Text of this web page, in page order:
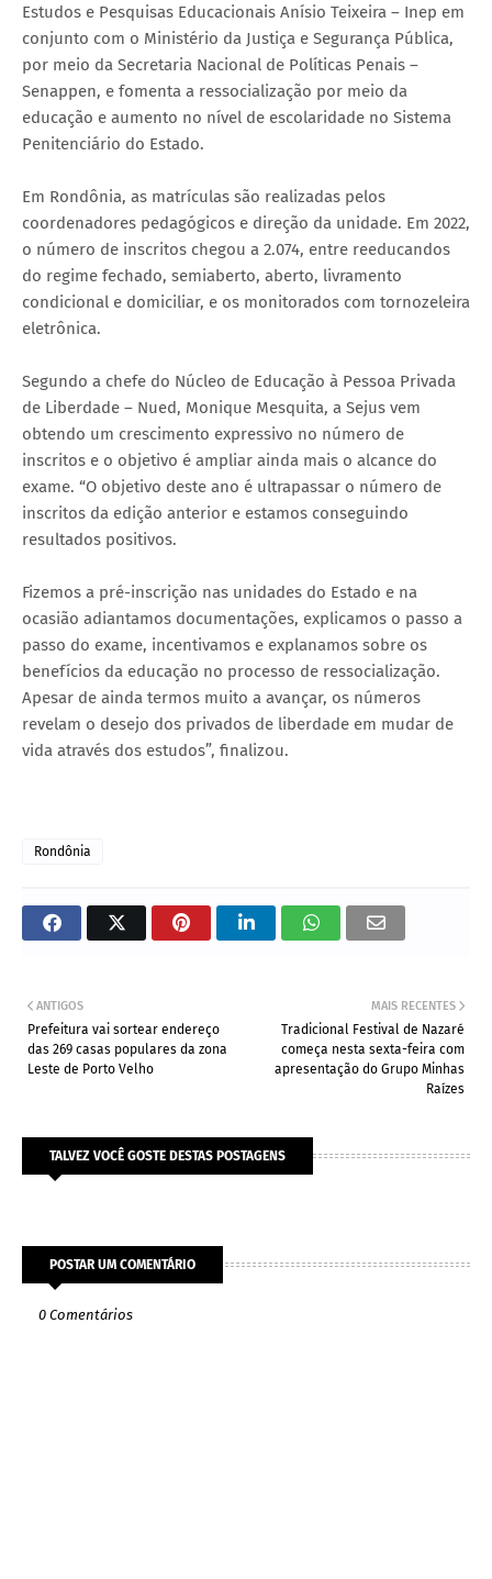
Estudos e Pesquisas Educacionais Anísio Teixeira – Inep em
conjunto com o Ministério da Justiça e Segurança Pública,
por meio da Secretaria Nacional de Políticas Penais –
Senappen, e fomenta a ressocialização por meio da
educação e aumento no nível de escolaridade no Sistema
Penitenciário do Estado.
Em Rondônia, as matrículas são realizadas pelos
coordenadores pedagógicos e direção da unidade. Em 2022,
o número de inscritos chegou a 2.074, entre reeducandos
do regime fechado, semiaberto, aberto, livramento
condicional e domiciliar, e os monitorados com tornozeleira
eletrônica.
Segundo a chefe do Núcleo de Educação à Pessoa Privada
de Liberdade – Nued, Monique Mesquita, a Sejus vem
obtendo um crescimento expressivo no número de
inscritos e o objetivo é ampliar ainda mais o alcance do
exame. “O objetivo deste ano é ultrapassar o número de
inscritos da edição anterior e estamos conseguindo
resultados positivos.
Fizemos a pré-inscrição nas unidades do Estado e na
ocasião adiantamos documentações, explicamos o passo a
passo do exame, incentivamos e explanamos sobre os
benefícios da educação no processo de ressocialização.
Apesar de ainda termos muito a avançar, os números
revelam o desejo dos privados de liberdade em mudar de
vida através dos estudos”, finalizou.
Rondônia
MAIS RECENTES
Tradicional Festival de Nazaré
começa nesta sexta-feira com
apresentação do Grupo Minhas
Raízes
ANTIGOS
Prefeitura vai sortear endereço
das 269 casas populares da zona
Leste de Porto Velho
TALVEZ VOCÊ GOSTE DESTAS POSTAGENS
POSTAR UM COMENTÁRIO
0 Comentários